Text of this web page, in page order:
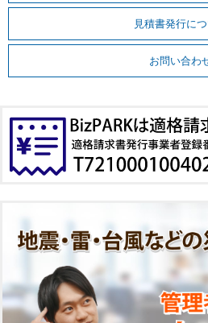
見積書発行に
お問い合わ